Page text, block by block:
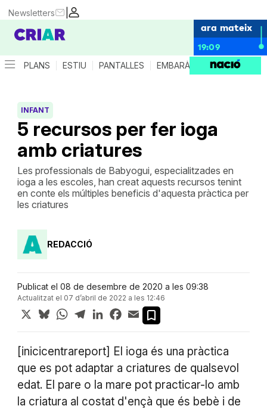
|
Newsletters
ara mateix
19:09
PLANS ESTIU PANTALLES EMBARÀS CRIANÇA
5 recursos per fer ioga
amb criatures
INFANT
Les professionals de Babyogui, especialitzades en
ioga a les escoles, han creat aquests recursos tenint
en conte els múltiples beneficis d'aquesta pràctica per
les criatures
REDACCIÓ
Publicat el 08 de desembre de 2020 a les 09:38
Actualitzat el 07 d’abril de 2022 a les 12:46
X BlueskyWhatsApp
TelegramLinkedInFacebook
Email
[inicicentrareport] El ioga és una pràctica
que es pot adaptar a criatures de qualsevol
edat. El pare o la mare pot practicar-lo amb
la criatura al costat d'ençà que és bebè i de